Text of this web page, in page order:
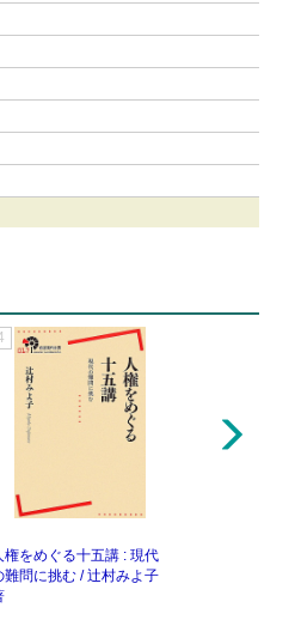
権をめぐる十五講 : 現代
難問に挑む / 辻村みよ子